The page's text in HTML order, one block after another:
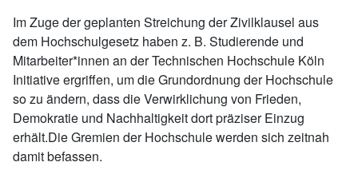
Im Zuge der geplanten Streichung der Zivilklausel aus
dem Hochschulgesetz haben z. B. Studierende und
Mitarbeiter*innen an der Technischen Hochschule Köln
Initiative ergriffen, um die Grundordnung der Hochschule
so zu ändern, dass die Verwirklichung von Frieden,
Demokratie und Nachhaltigkeit dort präziser Einzug
erhält.Die Gremien der Hochschule werden sich zeitnah
damit befassen.